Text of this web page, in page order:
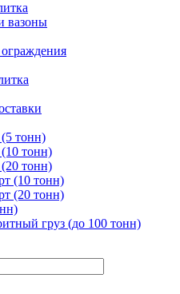
вазоны
тонн)
тонн)
тонн)
(10 тонн)
(20 тонн)
груз (до 100 тонн)